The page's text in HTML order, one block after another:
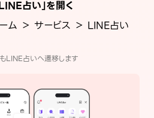
占い」を開く
ム ＞ サービス ＞ LINE占い
LINE占いへ遷移します